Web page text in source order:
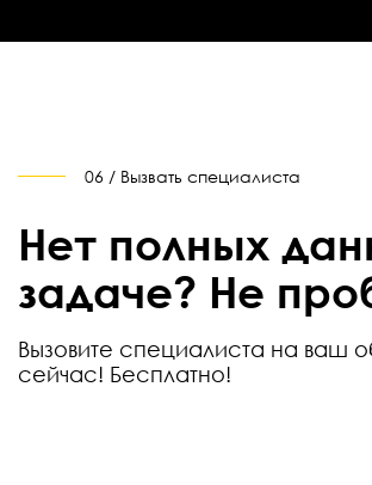
06 / Вызвать специалиста
Нет полных
задаче? Не
Вызовите специалиста на ваш
сейчас! Бесплатно!